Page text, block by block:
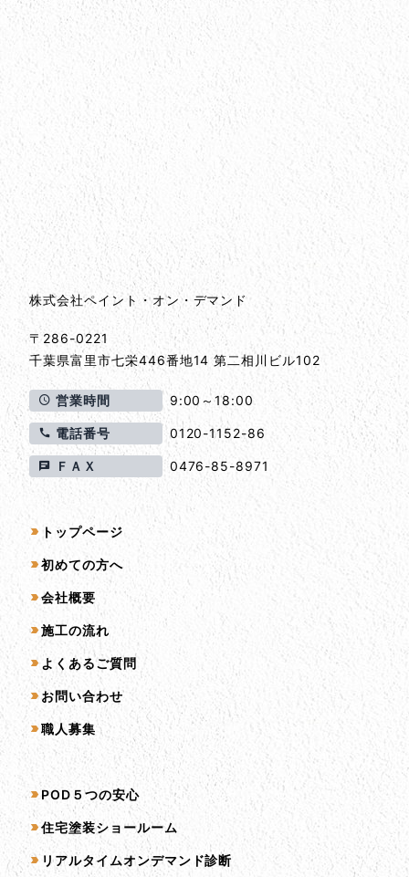
会社情報とサイトマップ
会社情報
株式会社ペイント・オン・デマンド
〒286-0221
千葉県富里市七栄446番地14 第二相川ビル102
営業時間 9:00～18:00
電話番号 0120-1152-86
ＦＡＸ 0476-85-8971
サイトマップ
トップページ
初めての方へ
会社概要
施工の流れ
よくあるご質問
お問い合わせ
職人募集
サービス一覧
POD５つの安心
住宅塗装ショールーム
リアルタイムオンデマンド診断